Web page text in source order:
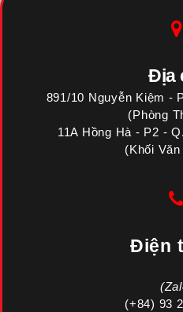
Địa
891/10 Nguyễn Kiệm -
(Phòng
11A Hồng Hà - P2 -
(Khối Văn
Điện
(+84) 93